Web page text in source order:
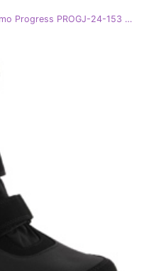
Stivali stringati invernali isolanti da uomo Progress PROGJ-24-153 Neri nero